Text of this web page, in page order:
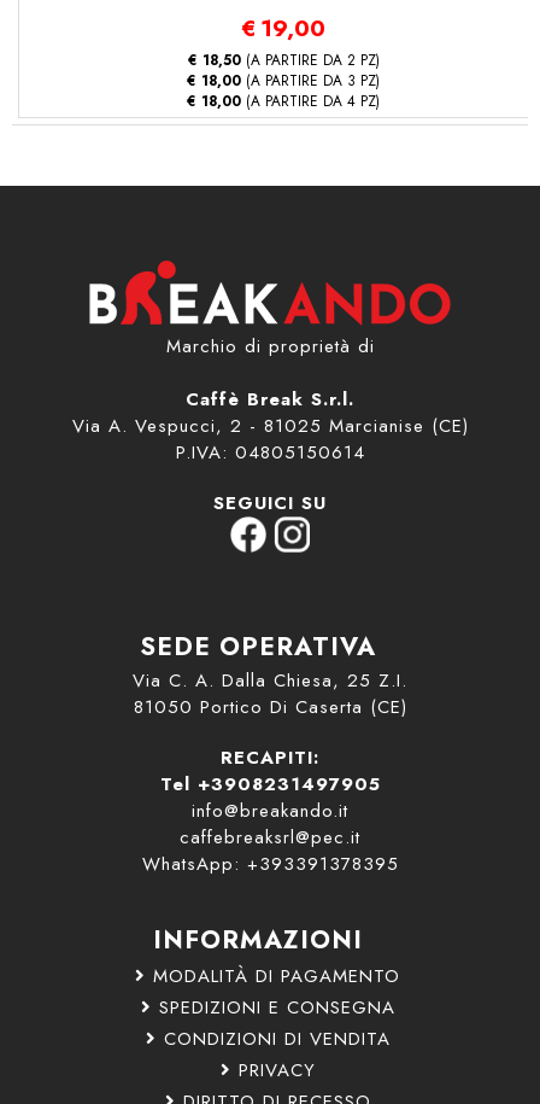
€ 19,00
€ 18,50(A PARTIRE DA 2 PZ)
€ 18,00 (A PARTIRE DA 3 PZ)
€ 18,00 (A PARTIRE DA 4 PZ)
Marchio di proprietà di
Caffè Break S.r.l.
Via A. Vespucci, 2 - 81025 Marcianise (CE)
P.IVA: 04805150614
SEGUICI SU
SEDE OPERATIVA
Via C. A. Dalla Chiesa, 25 Z.I.
81050 Portico Di Caserta (CE)
RECAPITI:
Tel +3908231497905
info@breakando.it
caffebreaksrl@pec.it
WhatsApp: +393391378395
INFORMAZIONI
MODALITÀ DI PAGAMENTO
SPEDIZIONI E CONSEGNA
CONDIZIONI DI VENDITA
PRIVACY